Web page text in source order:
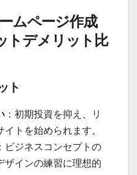
ムページ作成
トデメリット比
ト
：初期投資を抑え、リ
トを始められます。
：ビジネスコンセプトの
ザインの練習に理想的